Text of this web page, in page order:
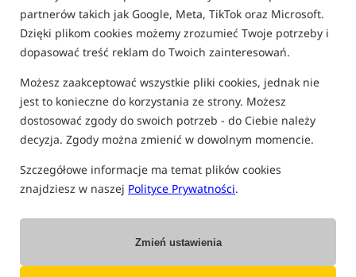
partnerów takich jak Google, Meta, TikTok oraz Microsoft.
Dzięki plikom cookies możemy zrozumieć Twoje potrzeby i
dopasować treść reklam do Twoich zainteresowań.
Możesz zaakceptować wszystkie pliki cookies, jednak nie
jest to konieczne do korzystania ze strony. Możesz
dostosować zgody do swoich potrzeb - do Ciebie należy
decyzja. Zgody można zmienić w dowolnym momencie.
Szczegółowe informacje ma temat plików cookies
znajdziesz w naszej Polityce Prywatności.
Zmień ustawienia
(część opcji mogła zostać ukryta przez wybrany sposób filtrowania)